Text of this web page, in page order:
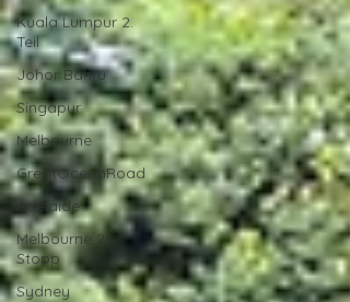
Kuala Lumpur 2.
Teil
Johor Bahru
Singapur
Melbourne
GreatOceanRoad
Adelaide
Melbourne 2.
Stopp
Sydney